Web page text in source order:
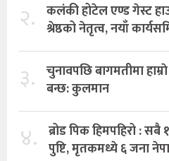
२. कलंकी होटेल एण्ड गेस्ट
श्रेष्ठको नेतृत्व, नयाँ
३. चुनावपछि बागमतीमा
बन्छ: कुलमान
४. ब्रोड पिक हिमपहिरो : सबै
पुष्टि, मृतकमध्ये ६ जना